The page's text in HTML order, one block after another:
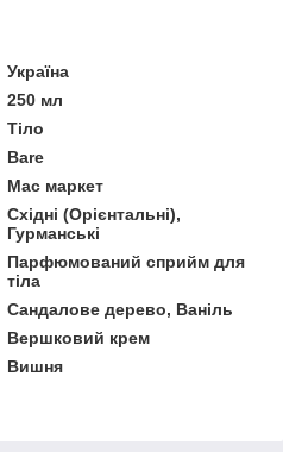
Україна
250 мл
Тіло
Bare
Мас маркет
Східні (Орієнтальні),
Гурманські
Парфюмований сприйм для
тіла
Сандалове дерево, Ваніль
Вершковий крем
Вишня